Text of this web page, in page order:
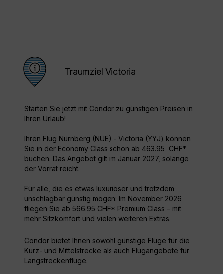
Traumziel Victoria
Starten Sie jetzt mit Condor zu günstigen Preisen in
Ihren Urlaub!
Ihren Flug Nürnberg (NUE) - Victoria (YYJ) können
Sie in der Economy Class schon ab 463.95 CHF*
buchen. Das Angebot gilt im Januar 2027, solange
der Vorrat reicht.
Für alle, die es etwas luxuriöser und trotzdem
unschlagbar günstig mögen: Im November 2026
fliegen Sie ab 566.95 CHF* Premium Class – mit
mehr Sitzkomfort und vielen weiteren Extras.
Condor bietet Ihnen sowohl günstige Flüge für die
Kurz- und Mittelstrecke als auch Flugangebote für
Langstreckenflüge.